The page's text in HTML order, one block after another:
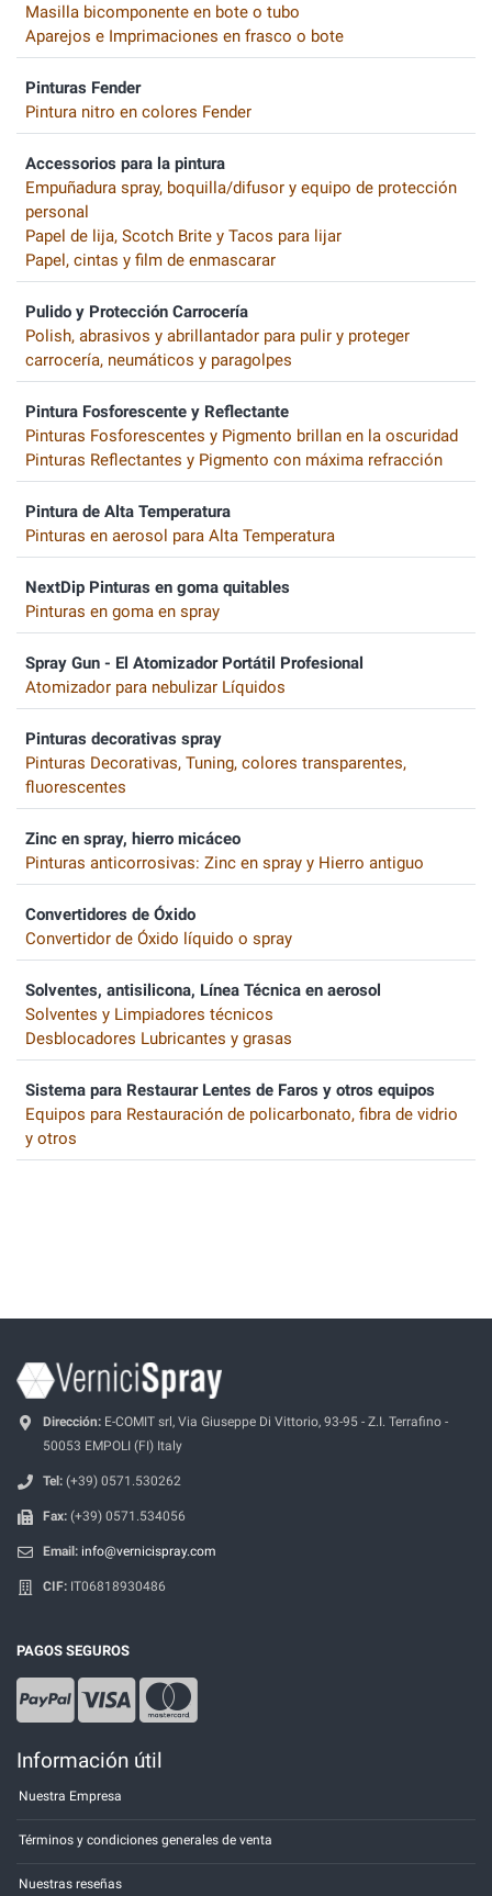
Masilla bicomponente en bote o tubo
Aparejos e Imprimaciones en frasco o bote
Pinturas Fender
Pintura nitro en colores Fender
Accessorios para la pintura
Empuñadura spray, boquilla/difusor y equipo de protección
personal
Papel de lija, Scotch Brite y Tacos para lijar
Papel, cintas y film de enmascarar
Pulido y Protección Carrocería
Polish, abrasivos y abrillantador para pulir y proteger
carrocería, neumáticos y paragolpes
Pintura Fosforescente y Reflectante
Pinturas Fosforescentes y Pigmento brillan en la oscuridad
Pinturas Reflectantes y Pigmento con máxima refracción
Pintura de Alta Temperatura
Pinturas en aerosol para Alta Temperatura
NextDip Pinturas en goma quitables
Pinturas en goma en spray
Spray Gun - El Atomizador Portátil Profesional
Atomizador para nebulizar Líquidos
Pinturas decorativas spray
Pinturas Decorativas, Tuning, colores transparentes,
fluorescentes
Zinc en spray, hierro micáceo
Pinturas anticorrosivas: Zinc en spray y Hierro antiguo
Convertidores de Óxido
Convertidor de Óxido líquido o spray
Solventes, antisilicona, Línea Técnica en aerosol
Solventes y Limpiadores técnicos
Desblocadores Lubricantes y grasas
Sistema para Restaurar Lentes de Faros y otros equipos
Equipos para Restauración de policarbonato, fibra de vidrio
y otros
Dirección: E-COMIT srl, Via Giuseppe Di Vittorio, 93-95 - Z.I. Terrafino -
50053 EMPOLI (FI) Italy
Tel: (+39) 0571.530262
Fax: (+39) 0571.534056
Email: info@vernicispray.com
CIF: IT06818930486
PAGOS SEGUROS
Información útil
Nuestra Empresa
Términos y condiciones generales de venta
Nuestras reseñas